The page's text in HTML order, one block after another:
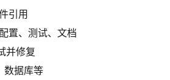
引用
置、测试、文档
并修复
数据库等